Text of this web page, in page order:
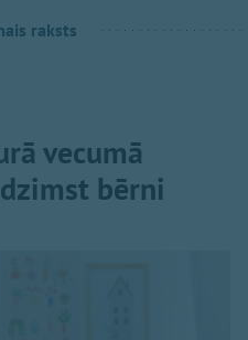
raksts
vecumā
bērni